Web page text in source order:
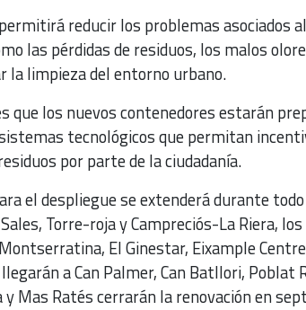
reducir los problemas asociados
las pérdidas de residuos, los malos
la limpieza del entorno urbano.
que los nuevos contenedores estarán
tecnológicos que permitan
por parte de la ciudadanía.
el despliegue se extenderá durante
Torre-roja y Campreciós-La Riera,
El Ginestar, Eixample
a Can Palmer, Can Batllori, Poblat
Mas Ratés cerrarán la renovación en